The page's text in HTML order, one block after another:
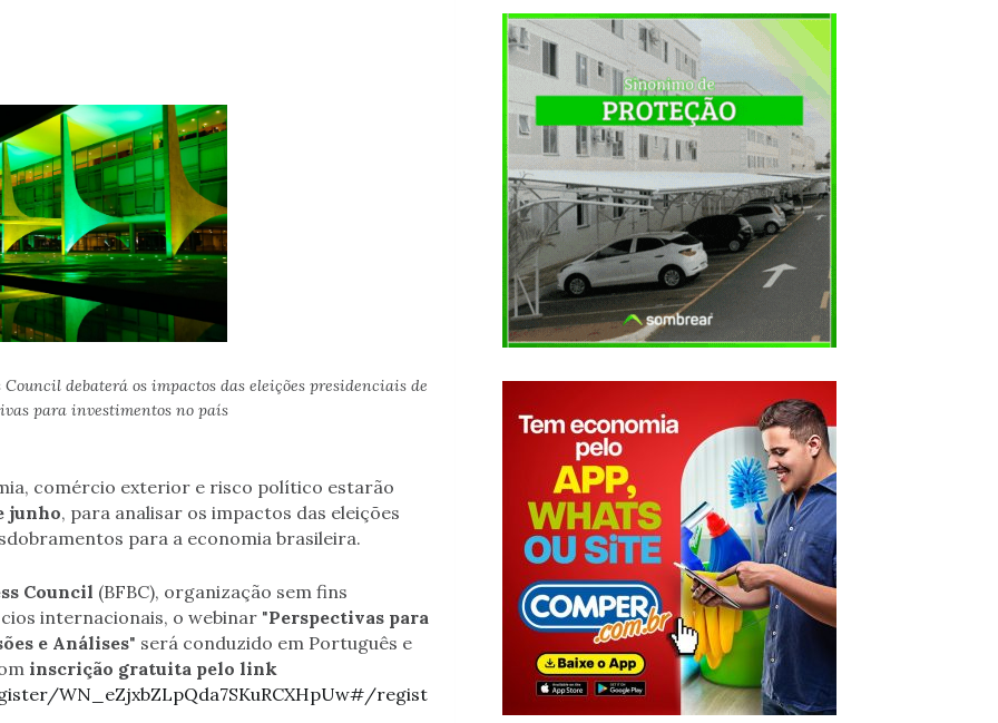
debaterá os impactos das eleições presidenciais de
para investimentos no país
comércio exterior e risco político estarão
junho, para analisar os impactos das eleições
para a economia brasileira.
Council (BFBC), organização sem fins
internacionais, o webinar "Perspectivas para
e Análises" será conduzido em Português e
inscrição gratuita pelo link
WN_eZjxbZLpQda7SKuRCXHpUw#/regist